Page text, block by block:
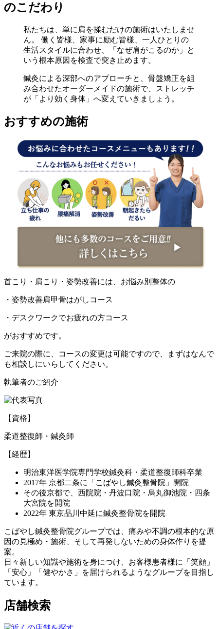
のこだわり
私たちは、単に肩を揉むだけの施術はいたしませ
ん。 働く皆様、家事に励む皆様、一人ひとりの
生活スタイルに合わせ、「なぜ肩がこるのか」と
いう根本原因を検査で突き止めます。
鍼灸による深部へのアプローチと、骨盤矯正を組
み合わせたオーダーメイドの施術で、ストレッチ
が「より効く身体」へ変えていきましょう。
おすすめの施術
首こり・肩こり・姿勢改善には、お悩み別整体の
・姿勢改善肩甲骨はがしコース
・デスクワークでお疲れの方コース
がおすすめです。
ご来院の際に、コースの変更は可能ですので、まずはなんで
も相談しにいらしてください。
執筆者のご紹介
【資格】
柔道整復師・鍼灸師
【経歴】
明治東洋医学院専門学校鍼灸科・柔道整復師科卒業
2017年 京都二条に「こばやし鍼灸整骨院」開院
その後京都で、西院院・丹波口院・烏丸御池院・四条
大宮院を開院
2022年 東京品川中延に鍼灸整骨院を開院
こばやし鍼灸整骨院グループでは、痛みや不調の根本的な原
因の見極め・施術、そして再発しないための身体作りを提
案。
日々新しい知識や施術を身につけ、お客様患者様に「笑顔」
「安心」「健やかさ」を届けられるようなグループを目指し
ています。
店舗検索